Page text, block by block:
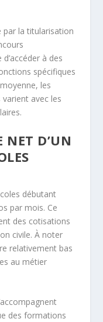
par la titularisation
à des
spécifiques
les
avec les
NET D’UN
débutant
par mois. Ce
des cotisations
civile. À noter
relativement bas
au métier
des formations